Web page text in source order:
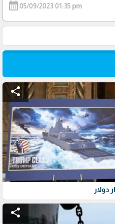
calendar_month05/09/2023 01:35 pm
share
share